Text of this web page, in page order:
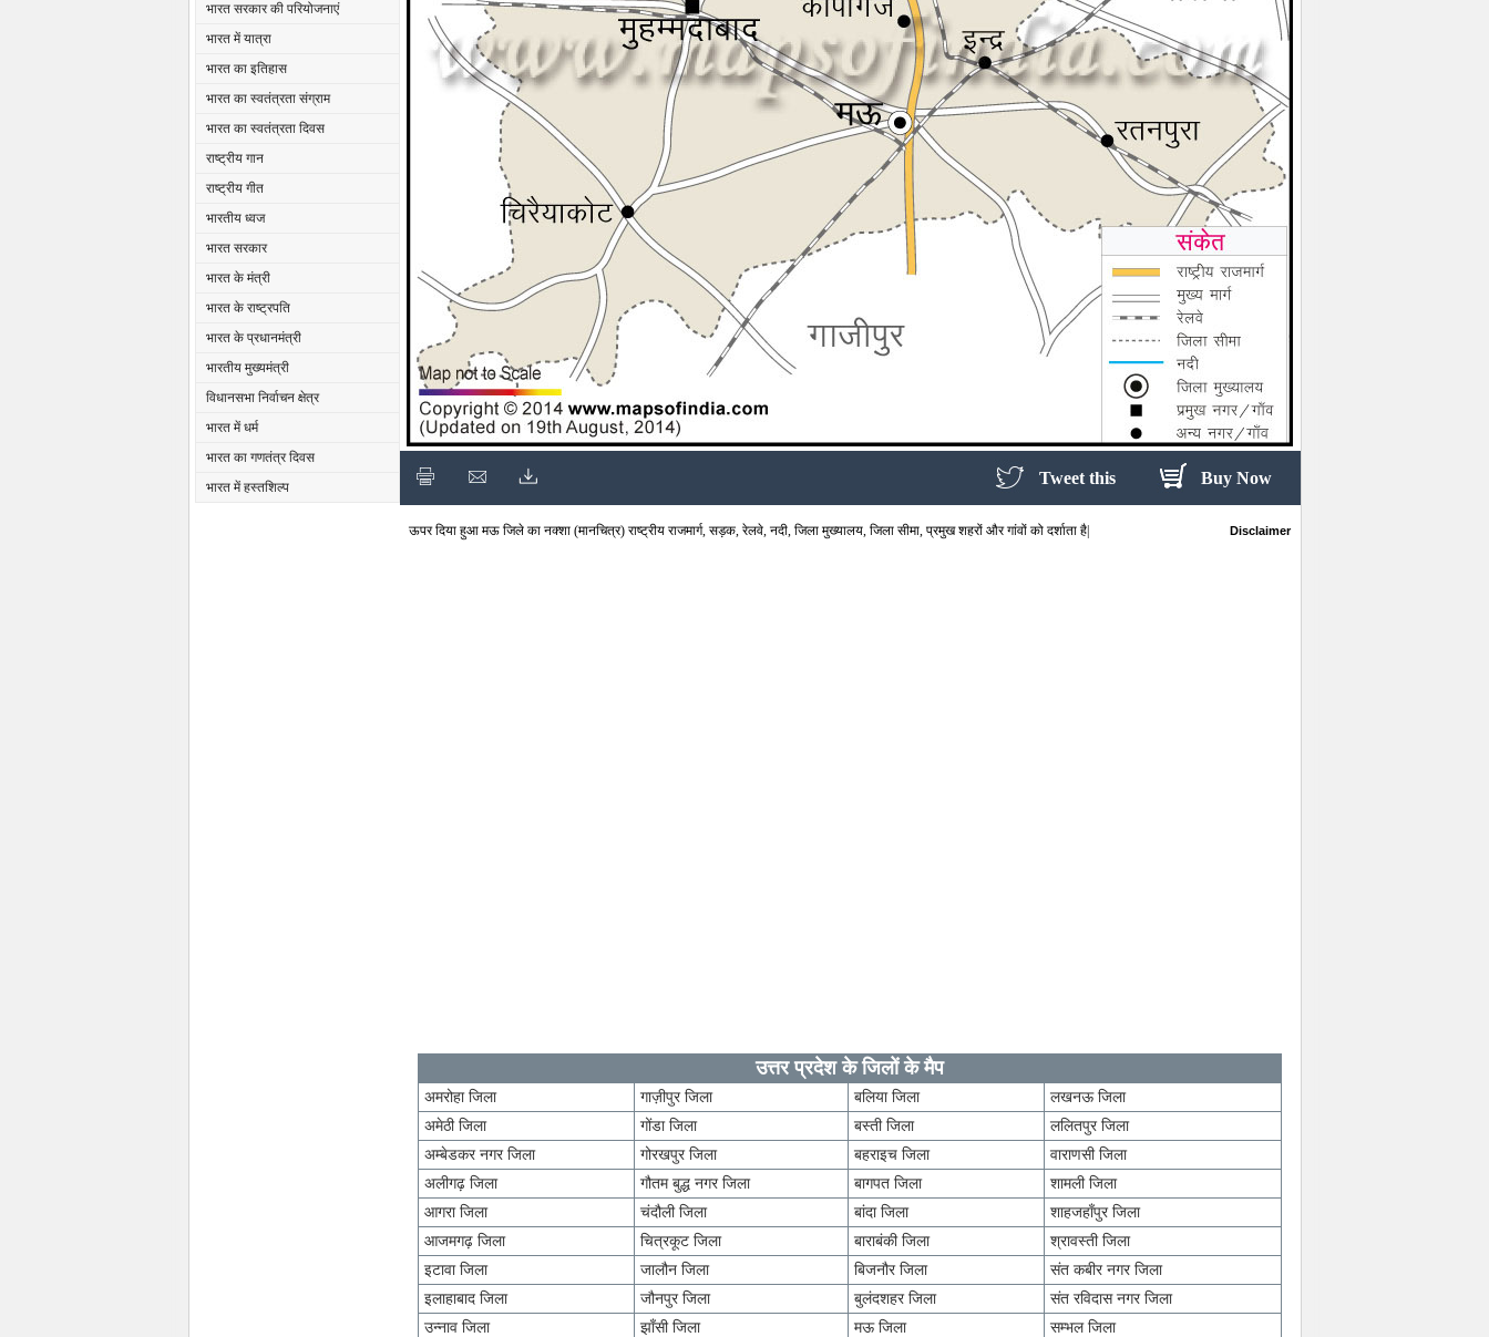
भारत सरकार की परियोजनाएं
भारत में यात्रा
भारत का इतिहास
भारत का स्वतंत्रता संग्राम
भारत का स्वतंत्रता दिवस
राष्ट्रीय गान
राष्ट्रीय गीत
भारतीय ध्वज
भारत सरकार
भारत के मंत्री
भारत के राष्ट्रपति
भारत के प्रधानमंत्री
भारतीय मुख्यमंत्री
विधानसभा निर्वाचन क्षेत्र
भारत में धर्म
भारत का गणतंत्र दिवस
भारत में हस्तशिल्प
Buy Now
Tweet this
ऊपर दिया हुआ मऊ जिले का नक्शा (मानचित्र) राष्ट्रीय राजमार्ग, सड़क, रेलवे, नदी, जिला मुख्यालय, जिला सीमा, प्रमुख शहरों और गांवों को दर्शाता है| Disclaimer
उत्तर प्रदेश के जिलों के मैप
अमरोहा जिला गाज़ीपुर जिला बलिया जिला
लखनऊ जिला
अमेठी जिला
गोंडा जिला बस्ती जिला
ललितपुर जिला
अम्बेडकर नगर जिला
गोरखपुर जिला बहराइच जिला
वाराणसी जिला
अलीगढ़ जिला
गौतम बुद्ध नगर जिला बागपत जिला
शामली जिला
आगरा जिला
चंदौली जिला बांदा जिला
शाहजहाँपुर जिला
आजमगढ़ जिला
चित्रकूट जिला बाराबंकी जिला
श्रावस्ती जिला
इटावा जिला
जालौन जिला बिजनौर जिला
संत कबीर नगर जिला
इलाहाबाद जिला
जौनपुर जिला बुलंदशहर जिला
संत रविदास नगर जिला
उन्नाव जिला
झाँसी जिला मऊ जिला
सम्भल जिला